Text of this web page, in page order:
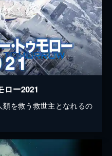
ロー2021
を救う救世主となれるの